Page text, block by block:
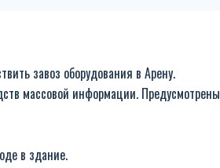
завоз оборудования в Арену.
массовой информации. Предусмотрены
в здание.